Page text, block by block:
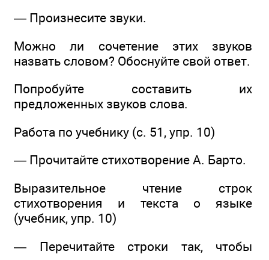
— Произнесите звуки.
Можно ли сочетение этих звуков
назвать словом? Обоснуйте свой ответ.
Попробуйте составить их
предложенных звуков слова.
Работа по учебнику (с. 51, упр. 10)
— Прочитайте стихотворение А. Барто.
Выразительное чтение строк
стихотворения и текста о языке
(учебник, упр. 10)
— Перечитайте строки так, чтобы